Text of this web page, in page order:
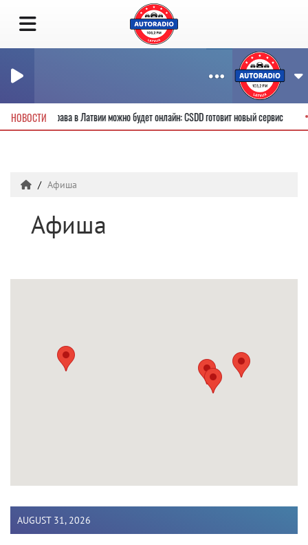
НОВОСТИ права в Латвии можно будет онлайн: CSDD готовит новый сервис
Афиша
Афиша
AUGUST 31, 2026